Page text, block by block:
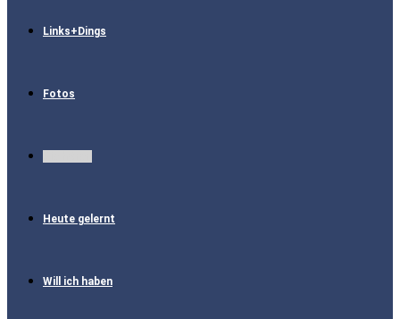
Links+Dings
Fotos
Heute gelernt
Will ich haben